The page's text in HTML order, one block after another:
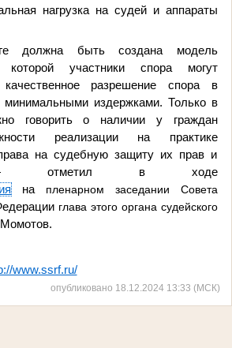
нагрузка на судей и аппараты
должна быть создана модель
которой участники спора могут
разрешение спора в
издержками. Только в
говорить о наличии у граждан
реализации на практике
права на судебную защиту их прав и
— отметил в ходе
на пленарном заседании Совета
глава этого органа судейского
www.ssrf.ru/
опубликовано 18.12.2024 13:33 (МСК)